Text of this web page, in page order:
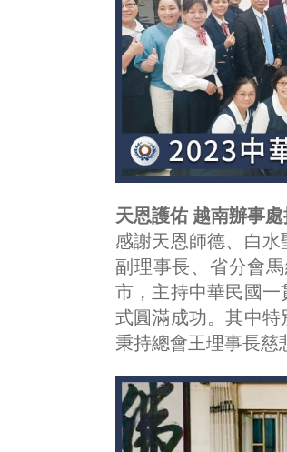
天恩護佑 越南辦事
感謝天恩師德、白
副理事長、省分會
市，主持中華民國
式圓滿成功。其中特
秉持總會王理事長慈